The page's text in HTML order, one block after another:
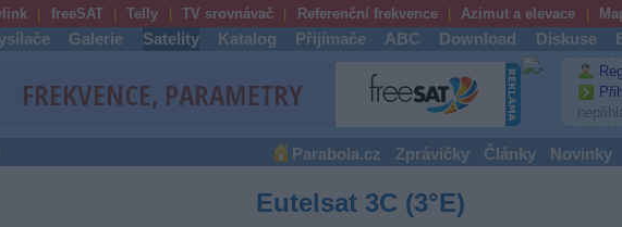
freeSAT Telly TV srovnávač Referenční frekvence Azimut a elevace
Galerie Satelity Katalog Přijímače ABC Download Diskuse
Parabola.cz Zprávičky Články Novinky
Eutelsat 3C (3°E)